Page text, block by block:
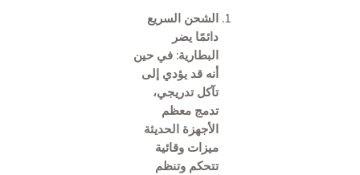
الشحن السريع
دائمًا يضر
البطارية: في حين
أنه قد يؤدي إلى
تآكل تدريجي،
تدمج معظم
الأجهزة الحديثة
ميزات وقائية
تتحكم وتنظم